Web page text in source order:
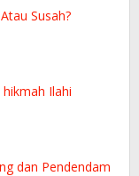
Susah?
Ilahi
dan Pendendam